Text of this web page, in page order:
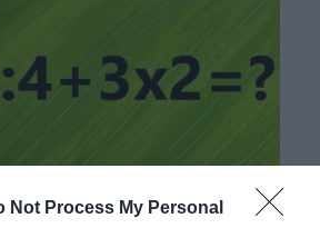
Not Process My Personal
Hirdetés